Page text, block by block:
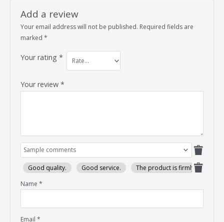
Add a review
Your email address will not be published. Required fields are
marked*
Your rating*
Your review*
Good quality. Good service.
The product is firmly packed.
Name*
Email*